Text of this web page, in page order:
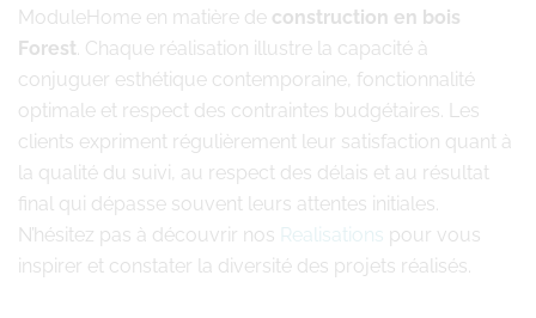
ModuleHome en matière de construction en bois
Forest. Chaque réalisation illustre la capacité à
conjuguer esthétique contemporaine, fonctionnalité
optimale et respect des contraintes budgétaires. Les
clients expriment régulièrement leur satisfaction quant à
la qualité du suivi, au respect des délais et au résultat
final qui dépasse souvent leurs attentes initiales.
N’hésitez pas à découvrir nos Realisations pour vous
inspirer et constater la diversité des projets réalisés.